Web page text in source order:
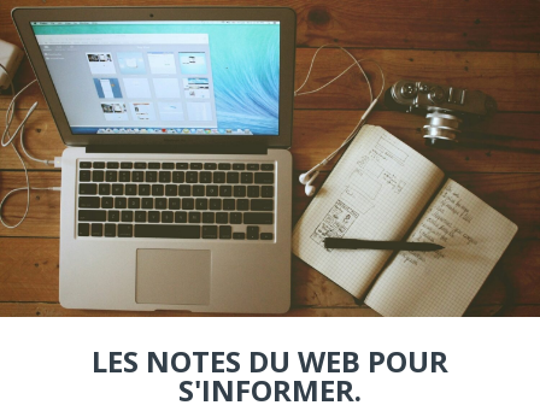
LES NOTES DU WEB POUR
S'INFORMER.